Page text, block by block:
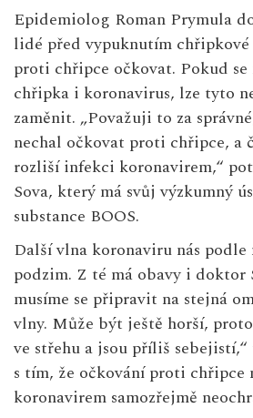
Epidemiolog Roman Prymula
lidé před vypuknutím
proti chřipce očkovat. Pokud
chřipka i koronavirus, lze tyto
zaměnit. „Považuji to za
nechal očkovat proti chřipce, a
rozliší infekci koronavirem,“
Sova, který má svůj výzkumný
substance BOOS.
Další vlna koronaviru nás podle
podzim. Z té má obavy i doktor
musíme se připravit na stejná
vlny. Může být ještě horší,
ve střehu a jsou příliš
s tím, že očkování proti chřipce
koronavirem samozřejmě